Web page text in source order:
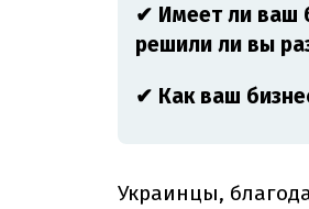
✔ Имеет ли ваш
решили ли вы
✔ Как ваш
Украинцы,